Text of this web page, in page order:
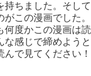
ちました。そし
がこの漫画でした
度かこの漫画は
感じで締めよう
で見てください